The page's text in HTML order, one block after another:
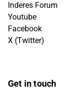
Inderes Forum
Youtube
Facebook
X (Twitter)
Get in touch